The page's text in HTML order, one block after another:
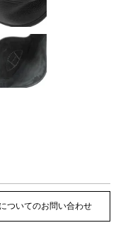
ついてのお問い合わせ